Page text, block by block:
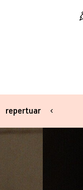
repertuar